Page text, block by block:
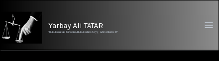
Yarbay Ali TATAR
"Hukuksuzluk Sürecine, Hukuk Adına Saygı Gösterilemez!"